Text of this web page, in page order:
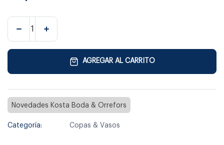
AGREGAR AL CARRITO
Novedades Kosta Boda & Orrefors
Categoría: Copas & Vasos